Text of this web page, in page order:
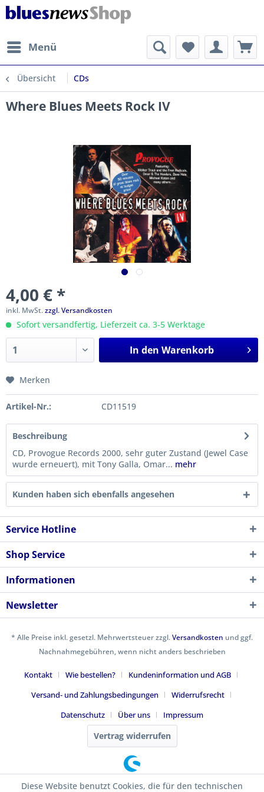
Menü
Übersicht CDs
Where Blues Meets Rock IV
4,00 € *
inkl. MwSt.zzgl. Versandkosten
Sofort versandfertig, Lieferzeit ca. 3-5 Werktage
In den Warenkorb
Merken
Artikel-Nr.: CD11519
Beschreibung
CD, Provogue Records 2000, sehr guter Zustand (Jewel Case
wurde erneuert), mit Tony Galla, Omar... mehr
Kunden haben sich ebenfalls angesehen
Service Hotline
Shop Service
Informationen
Newsletter
* Alle Preise inkl. gesetzl. Mehrwertsteuer zzgl.Versandkosten und ggf.
Nachnahmegebühren, wenn nicht anders beschrieben
Kontakt Wie bestellen?
Kundeninformation und AGB
Versand- und Zahlungsbedingungen
Widerrufsrecht
Datenschutz
Über uns Impressum
Vertrag widerrufen
Diese Website benutzt Cookies, die für den technischen